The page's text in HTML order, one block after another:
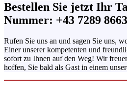
Bestellen Sie jetzt Ihr
Nummer: +43 7289 8663
Rufen Sie uns an und sagen Sie uns,
Einer unserer kompetenten und
sofort zu Ihnen auf den Weg! Wir
hoffen, Sie bald als Gast in einem